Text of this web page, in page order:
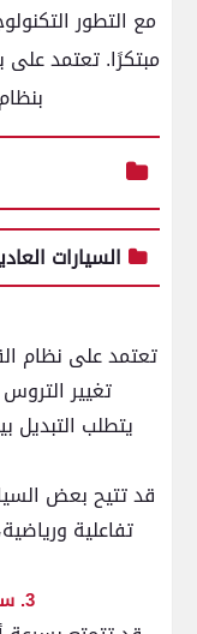
مع التطور
مبتكرًا. تعتمد على
السيارات
تعتمد على نظام
تغيير
يتطلب التبديل
قد تتيح بعض
تفاعلية
3. سرعة التغيير والاستجابة: